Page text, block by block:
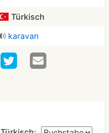
Türkisch
karavan